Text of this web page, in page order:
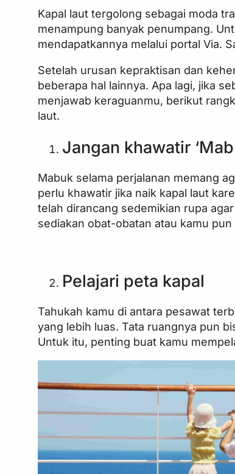
Kapal laut tergolong sebagai moda
menampung banyak penumpang.
mendapatkannya melalui portal Via.
Setelah urusan kepraktisan dan
beberapa hal lainnya. Apa lagi, jika
menjawab keraguanmu, berikut
laut.
Jangan khawatir
Mabuk selama perjalanan memang
perlu khawatir jika naik kapal laut
telah dirancang sedemikian rupa
sediakan obat-obatan atau kamu
Pelajari peta kapal
Tahukah kamu di antara pesawat
yang lebih luas. Tata ruangnya pun
Untuk itu, penting buat kamu